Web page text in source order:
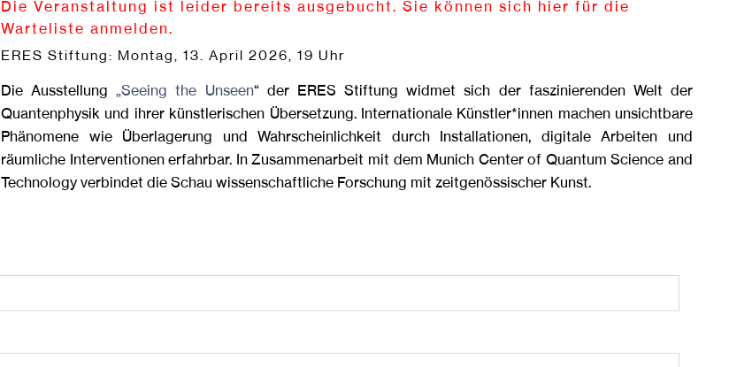
Die Veranstaltung ist leider bereits ausgebucht. Sie können sich hier für die
Warteliste anmelden.
ERES Stiftung: Montag, 13. April 2026, 19 Uhr
Die Ausstellung„Seeing the Unseen“ der ERES Stiftung widmet sich der faszinierenden Welt der
Quantenphysik und ihrer künstlerischen Übersetzung. Internationale Künstler*innen machen unsichtbare
Phänomene wie Überlagerung und Wahrscheinlichkeit durch Installationen, digitale Arbeiten und
räumliche Interventionen erfahrbar. In Zusammenarbeit mit dem Munich Center of Quantum Science and
Technology verbindet die Schau wissenschaftliche Forschung mit zeitgenössischer Kunst.